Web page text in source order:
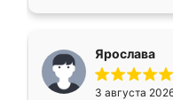
Ярослава
3 августа